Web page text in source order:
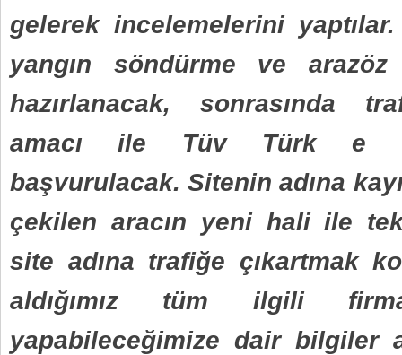
gelerek incelemelerini
yangın söndürme ve
hazırlanacak, sonrasında
amacı ile Tüv Türk e
başvurulacak. Sitenin adına
çekilen aracın yeni hali ile
site adına trafiğe çıkartmak
aldığımız tüm ilgili
yapabileceğimize dair bilgiler